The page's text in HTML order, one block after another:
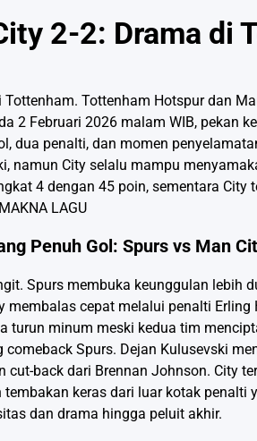
2-2: Drama di
Tottenham. Tottenham Hotspur dan
2 Februari 2026 malam WIB, pekan
dua penalti, dan momen
namun City selalu mampu
4 dengan 45 poin, sementara
MAKNA LAGU
Penuh Gol: Spurs vs Man
Spurs membuka keunggulan lebih
membalas cepat melalui penalti
turun minum meski kedua tim
Spurs. Dejan Kulusevski
cut-back dari Brennan Johnson. City
tembakan keras dari luar kotak
dan drama hingga peluit akhir.